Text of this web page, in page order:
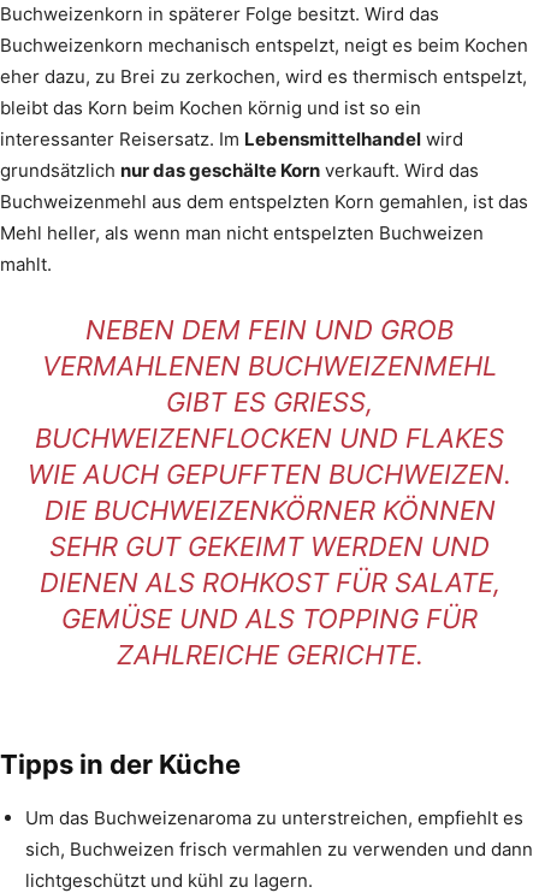
Buchweizenkorn in späterer Folge besitzt. Wird das
Buchweizenkorn mechanisch entspelzt, neigt es beim Kochen
eher dazu, zu Brei zu zerkochen, wird es thermisch entspelzt,
bleibt das Korn beim Kochen körnig und ist so ein
interessanter Reisersatz. Im Lebensmittelhandel wird
grundsätzlich nur das geschälte Korn verkauft. Wird das
Buchweizenmehl aus dem entspelzten Korn gemahlen, ist das
Mehl heller, als wenn man nicht entspelzten Buchweizen
mahlt.
NEBEN DEM FEIN UND GROB
VERMAHLENEN BUCHWEIZENMEHL
GIBT ES GRIESS, B
UCHWEIZENFLOCKEN UND FLAKES W
IE AUCH GEPUFFTEN BUCHWEIZEN. D
IE BUCHWEIZENKÖRNER KÖNNEN S
EHR GUT GEKEIMT WERDEN UND D
IENEN ALS ROHKOST FÜR SALATE, G
EMÜSE UND ALS TOPPING FÜR Z
AHLREICHE GERICHTE.
Tipps in der Küche
Um das Buchweizenaroma zu unterstreichen, empfiehlt es
sich, Buchweizen frisch vermahlen zu verwenden und dann
lichtgeschützt und kühl zu lagern.